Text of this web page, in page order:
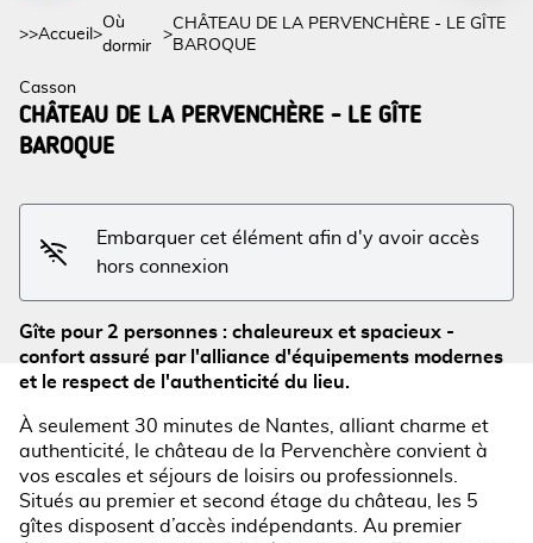
>>Accueil >
Où
dormir
>
CHÂTEAU DE LA PERVENCHÈRE - LE GÎTE
BAROQUE
Casson
CHÂTEAU DE LA PERVENCHÈRE - LE GÎTE
BAROQUE
Embarquer cet élément afin d'y avoir accès
hors connexion
Gîte pour 2 personnes : chaleureux et spacieux -
confort assuré par l'alliance d'équipements modernes
et le respect de l'authenticité du lieu.
À seulement 30 minutes de Nantes, alliant charme et
authenticité, le château de la Pervenchère convient à
vos escales et séjours de loisirs ou professionnels.
Situés au premier et second étage du château, les 5
gîtes disposent d’accès indépendants. Au premier